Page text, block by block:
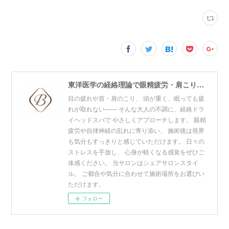
東洋医学の経絡理論で眼精疲労・肩こり・リフトアップをケア。青山・赤坂・東神田の3拠点展開プライベートサロン。寝ても取れない疲れ・頭の重だるさにお悩みの方はご相談ください。
目の疲れや首・肩のこり、 頭が重く、眠っても疲
れが取れない―― そんな大人の不調に、経絡ドラ
イヘッドスパで やさしくアプローチします。 眼精
疲労や自律神経の乱れに寄り添い、 施術後は視界
も気分もすっきりと感じていただけます。 日々の
ストレスを手放し、 心身が軽くなる感覚をぜひご
体感ください。 当サロンはシェアサロンスタイ
ル。 ご都合や気分に合わせて施術場所をお選びい
ただけます。
フォロー